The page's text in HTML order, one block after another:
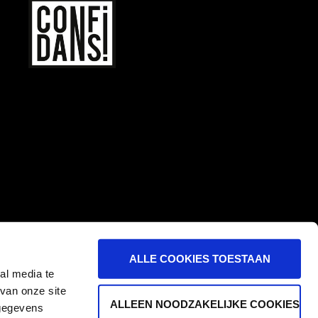
media te
onze site
ALLE COOKIES TOESTAAN
ALLEEN NOODZAKELIJKE COOKIES